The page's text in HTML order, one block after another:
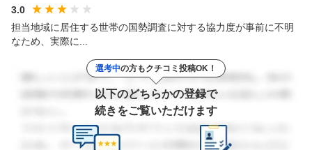
3.0
担当地域に居住する世帯の国勢調査に対する協力度が事前に不明
なため、実際に...
選考中の方もクチコミ投稿OK！
以下のどちらかの登録で
続きをご覧いただけます